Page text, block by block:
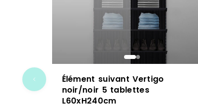
Élément suivant Vertigo
noir/noir 5 tablettes
L60xH240cm